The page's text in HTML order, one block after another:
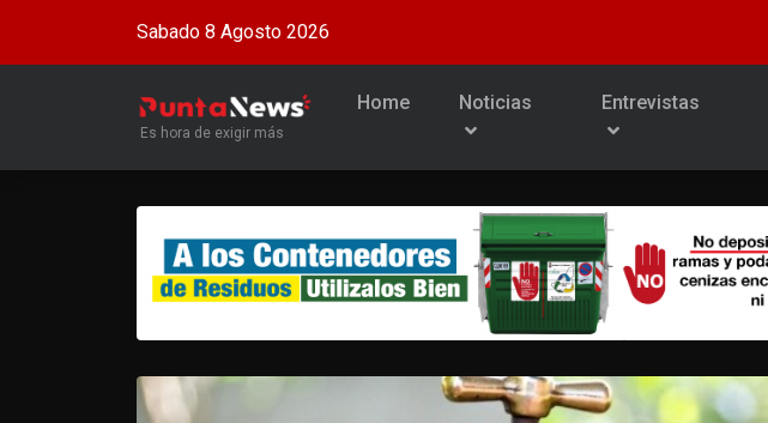
Sabado 8 Agosto 2026
Es hora de exigir más
Home Noticias Entrevistas